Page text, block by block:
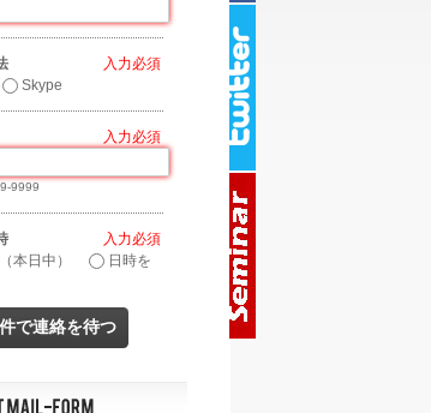
Skype
9999
本日中）
日時を